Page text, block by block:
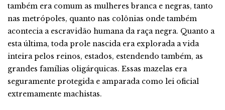
também era comum as mulheres branca e negras, tanto
nas metrópoles, quanto nas colônias onde também
acontecia a escravidão humana da raça negra. Quanto a
esta última, toda prole nascida era explorada a vida
inteira pelos reinos, estados, estendendo também, as
grandes famílias oligárquicas. Essas mazelas era
seguramente protegida e amparada como lei oficial
extremamente machistas.